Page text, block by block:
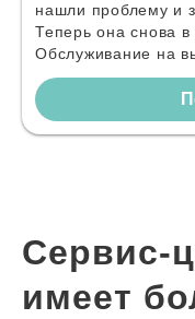
нашли проблему и
Теперь она снова в
Обслуживание на
Сервис-
имеет